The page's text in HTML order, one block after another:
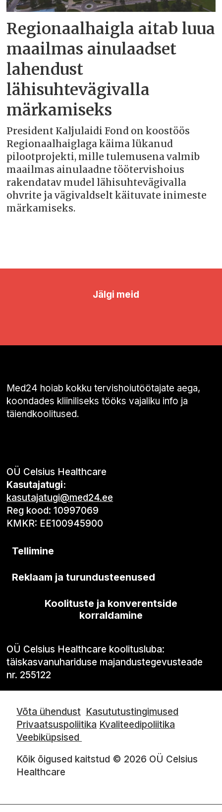
Regionaalhaigla aitab luua
maailmas ainulaadset
lahendust
lähisuhtevägivalla
märkamiseks
President Kaljulaidi Fond on koostöös
Regionaalhaiglaga käima lükanud
pilootprojekti, mille tulemusena valmib
maailmas ainulaadne töötervishoius
rakendatav mudel lähisuhtevägivalla
ohvrite ja vägivaldselt käituvate inimeste
märkamiseks.
Jälgi meid
Med24 hoiab kokku tervishoiutöötajate aega,
koondades kliiniliseks tööks vajaliku info ja
täiendkoolitused.
OÜ Celsius Healthcare
Kasutajatugi:
kasutajatugi@med24.ee
Reg kood: 10997069
KMKR: EE100945900
Tellimine
Reklaam ja turundusteenused
Koolituste ja konverentside
korraldamine
OÜ Celsius Healthcare koolitusluba:
täiskasvanuhariduse majandustegevusteade
nr. 255122
Võta ühendust Kasututustingimused
Privaatsuspoliitika Kvaliteedipoliitika
Veebiküpsised
Kõik õigused kaitstud © 2026 OÜ Celsius
Healthcare